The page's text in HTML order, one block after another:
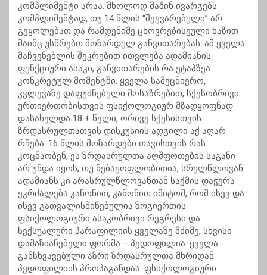
კომპლიმენტი არაა. მხოლოდ მაშინ ივარგებს
კომპლიმენტად, თუ 14 წლის “შეყვარებული” არ
გეყოლებათ და რამდენიმე ცხოვრებისეული ხაზით
მაინც უსწრებთ მოზარდულ განვითარებას. ამ ყველა
მაჩვენებლის შეკრებით ითვლება ადამიანის
ფუნქციური ასაკი, განვითარების რა ეტაპზეა
კონკრეტულ მომენტში. ყველა სამეცნიერო,
კვლევაზე დაფუძნებული მოსაზრებით, სქესობრივი
ურთიერთობისთვის ფსიქოლოგიურ მზადყოფნად
დასახელდა 18 + წელი, ორივე სქესისთვის.
ზრდასრულთათვის დისკუსიის ადგილი აქ აღარ
რჩება. 16 წლის მოზარდები თავისთვის რას
კოცნაობენ, ეს ზრდასრულთა აღშფოთების საგანი
არ უნდა იყოს, თუ ნებაყოფლობითია, სრულწლოვან
ადამიანს კი არასრულწლოვანთან საქმის დაჭერა
ეკრძალება კანონით, კანონით იმიტომ, რომ ისევ და
ისევ გათვალისწინებულია ზოგიერთის
ფსიქოლოგიური ასაკობრივი რეგრესი და
სექსუალური პარაფილიის ყველაზე მძიმე, სხვისი
დამაზიანებელი ფორმა – პედოფილია. ყველა
განსხვავებული აზრი ზრდასრულთა მხრიდან
პედოფილიის პროპაგანდაა. ფსიქოლოგიური